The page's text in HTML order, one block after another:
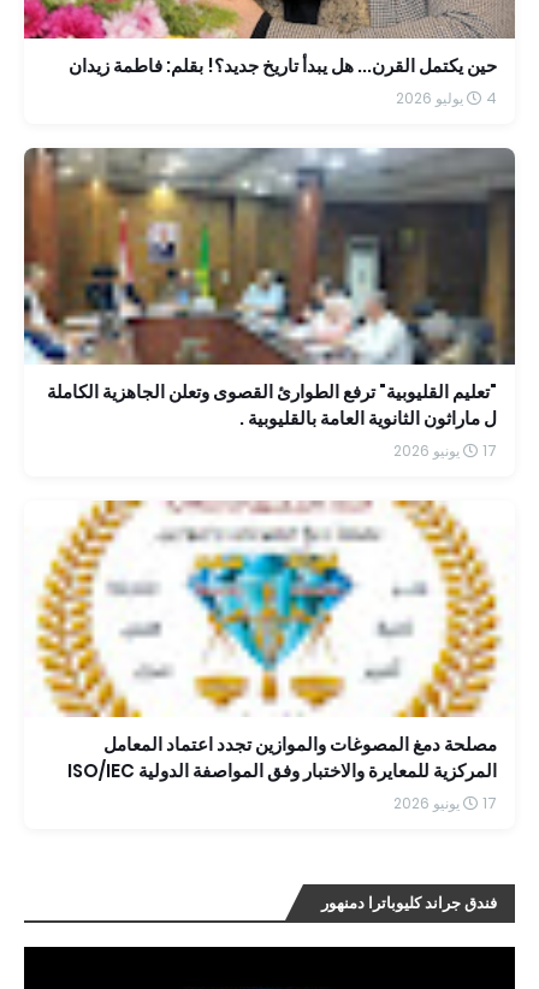
حين يكتمل القرن... هل يبدأ تاريخ جديد؟! بقلم: فاطمة زيدان
4 يوليو 2026
"تعليم القليوبية" ترفع الطوارئ القصوى وتعلن الجاهزية الكاملة
ل ماراثون الثانوية العامة بالقليوبية .
17 يونيو 2026
مصلحة دمغ المصوغات والموازين تجدد اعتماد المعامل
المركزية للمعايرة والاختبار وفق المواصفة الدولية ISO/IEC
17025:2017 حتى عام 2030
17 يونيو 2026
فندق جراند كليوباترا دمنهور